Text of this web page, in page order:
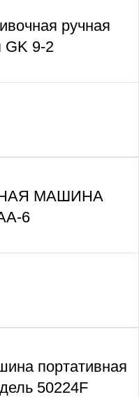
ручная
GK 9-2
МАШИНА
6
портативная
50224F